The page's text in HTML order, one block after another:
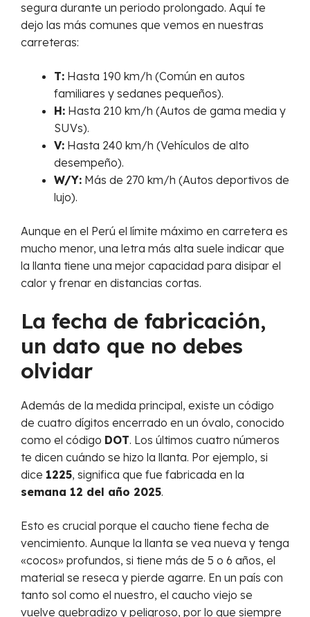
segura durante un periodo prolongado. Aquí te
dejo las más comunes que vemos en nuestras
carreteras:
T: Hasta 190 km/h (Común en autos
familiares y sedanes pequeños).
H: Hasta 210 km/h (Autos de gama media y
SUVs).
V: Hasta 240 km/h (Vehículos de alto
desempeño).
W/Y: Más de 270 km/h (Autos deportivos de
lujo).
Aunque en el Perú el límite máximo en carretera es
mucho menor, una letra más alta suele indicar que
la llanta tiene una mejor capacidad para disipar el
calor y frenar en distancias cortas.
La fecha de fabricación,
un dato que no debes
olvidar
Además de la medida principal, existe un código
de cuatro dígitos encerrado en un óvalo, conocido
como el código DOT. Los últimos cuatro números
te dicen cuándo se hizo la llanta. Por ejemplo, si
dice 1225, significa que fue fabricada en la
semana 12 del año 2025.
Esto es crucial porque el caucho tiene fecha de
vencimiento. Aunque la llanta se vea nueva y tenga
«cocos» profundos, si tiene más de 5 o 6 años, el
material se reseca y pierde agarre. En un país con
tanto sol como el nuestro, el caucho viejo se
vuelve quebradizo y peligroso, por lo que siempre